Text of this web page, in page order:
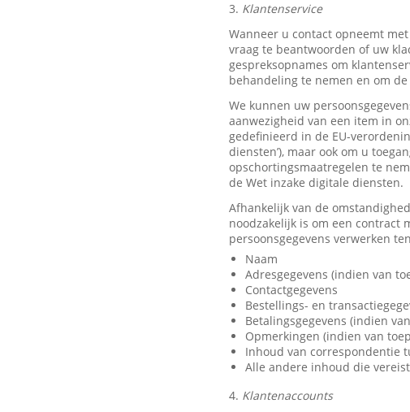
3. Klantenservice
Wanneer u contact opneemt
vraag te beantwoorden of uw
gespreksopnames om
behandeling te nemen en om
We kunnen uw
aanwezigheid van een item in
gedefinieerd in de EU-
diensten’), maar ook om u
opschortingsmaatregelen te
de Wet inzake digitale diensten.
Afhankelijk van de
noodzakelijk is om een contract
persoonsgegevens verwerken
Naam
Adresgegevens (indien van
Contactgegevens
Bestellings- en
Betalingsgegevens (indien
Opmerkingen (indien van
Inhoud van correspondentie
Alle andere inhoud die
4. Klantenaccounts